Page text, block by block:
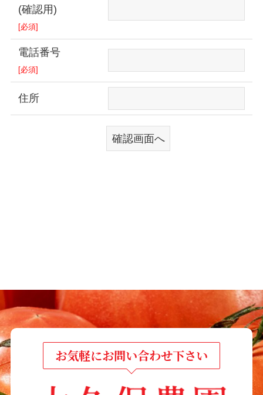
(確認用)
[必須]
電話番号
[必須]
住所
お気軽にお問い合わせ下さい